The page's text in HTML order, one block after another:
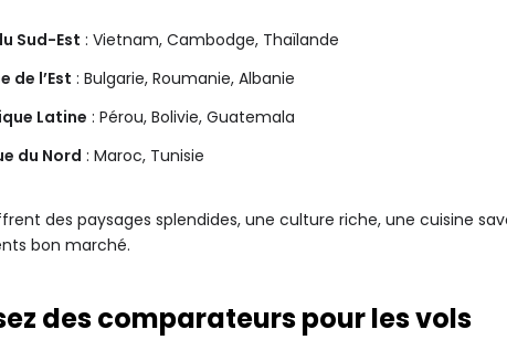
Sud-Est : Vietnam, Cambodge, Thaïlande
de l’Est : Bulgarie, Roumanie, Albanie
Latine : Pérou, Bolivie, Guatemala
du Nord : Maroc, Tunisie
des paysages splendides, une culture riche, une cuisine
bon marché.
des comparateurs pour les vols